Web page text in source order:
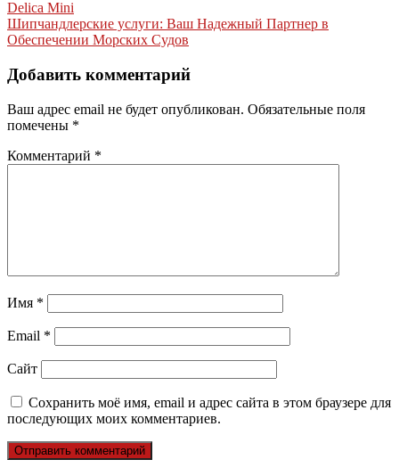
по
записям
Delica Mini
Шипчандлерские услуги: Ваш Надежный Партнер в
Обеспечении Морских Судов
Добавить комментарий
Ваш адрес email не будет опубликован. Обязательные поля
помечены *
Комментарий *
Имя *
Email *
Сайт
Сохранить моё имя, email и адрес сайта в этом браузере для
последующих моих комментариев.